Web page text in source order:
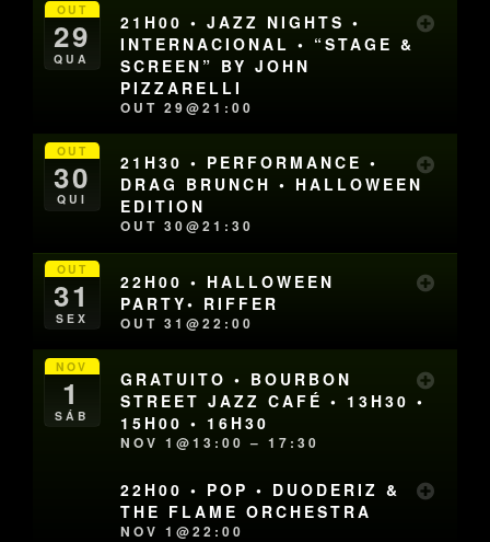
OUT
29
QUA
21H00 • JAZZ NIGHTS •
INTERNACIONAL • “STAGE &
SCREEN” BY JOHN
PIZZARELLI
OUT 29@21:00
OUT
30
QUI
21H30 • PERFORMANCE •
DRAG BRUNCH • HALLOWEEN
EDITION
OUT 30@21:30
OUT
31
SEX
22H00 • HALLOWEEN
PARTY• RIFFER
OUT 31@22:00
NOV
1
SÁB
GRATUITO • BOURBON
STREET JAZZ CAFÉ • 13H30 •
15H00 • 16H30
NOV 1@13:00 – 17:30
22H00 • POP • DUODERIZ &
THE FLAME ORCHESTRA
NOV 1@22:00